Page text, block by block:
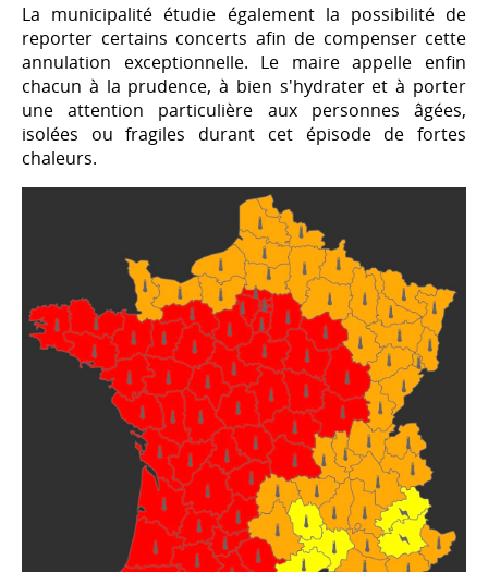
La municipalité étudie également la possibilité de
reporter certains concerts afin de compenser cette
annulation exceptionnelle. Le maire appelle enfin
chacun à la prudence, à bien s'hydrater et à porter
une attention particulière aux personnes âgées,
isolées ou fragiles durant cet épisode de fortes
chaleurs.